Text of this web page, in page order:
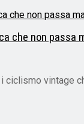
che non passa
ciclismo vintage